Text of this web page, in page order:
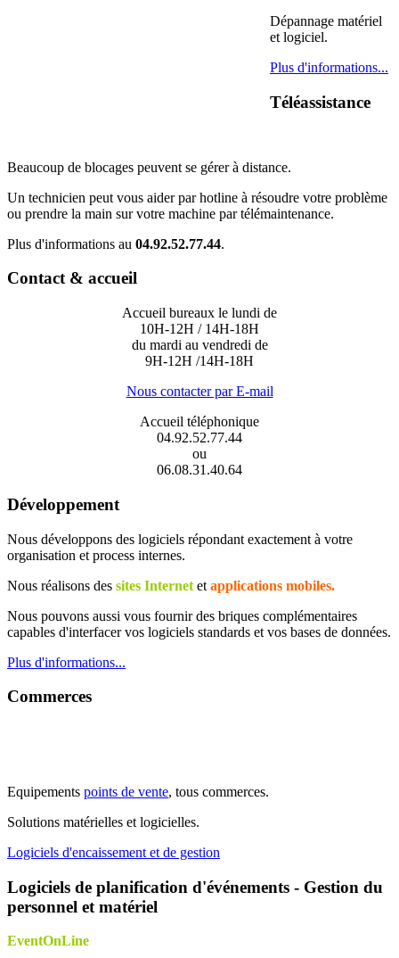
Dépannage matériel
et logiciel.
Plus d'informations...
Téléassistance
Beaucoup de blocages peuvent se gérer à distance.
Un technicien peut vous aider par hotline à résoudre votre problème
ou prendre la main sur votre machine par télémaintenance.
Plus d'informations au 04.92.52.77.44.
Contact & accueil
Accueil bureaux le lundi de
10H-12H / 14H-18H
du mardi au vendredi de
9H-12H /14H-18H
Nous contacter par E-mail
Accueil téléphonique
04.92.52.77.44
ou
06.08.31.40.64
Développement
Nous développons des logiciels répondant exactement à votre
organisation et process internes.
Nous réalisons des sites Internet et applications mobiles.
Nous pouvons aussi vous fournir des briques complémentaires
capables d'interfacer vos logiciels standards et vos bases de données.
Plus d'informations...
Commerces
Equipements points de vente, tous commerces.
Solutions matérielles et logicielles.
Logiciels d'encaissement et de gestion
Logiciels de planification d'événements - Gestion du
personnel et matériel
EventOnLine